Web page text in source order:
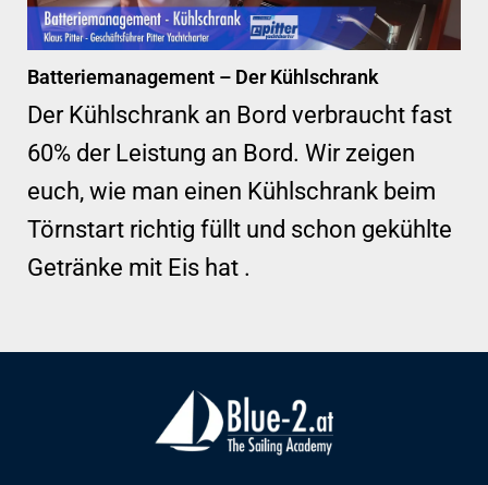
Batteriemanagement – Der Kühlschrank
Der Kühlschrank an Bord verbraucht fast
60% der Leistung an Bord. Wir zeigen
euch, wie man einen Kühlschrank beim
Törnstart richtig füllt und schon gekühlte
Getränke mit Eis hat .